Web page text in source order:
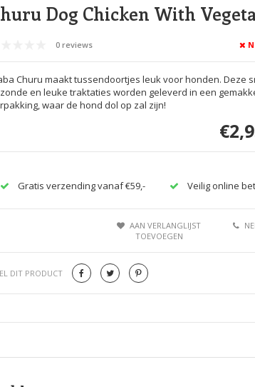
Afbeelding vergroten
Dog Chicken With
0 reviews
Churu maakt tussendoortjes leuk voor honden. Deze
en leuke traktaties worden geleverd in een
waar de hond dol op zal zijn!
Gratis verzending vanaf €59,- Veilig online
AAN VERLANGLIJST
TOEVOEGEN
DIT PRODUCT